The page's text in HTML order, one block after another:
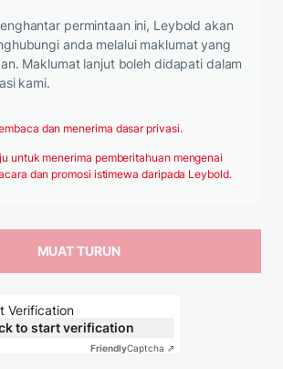
permintaan ini, Leybold akan
anda melalui maklumat yang
Maklumat lanjut boleh didapati dalam
kami.
dan menerima dasar privasi.
untuk menerima pemberitahuan mengenai
dan promosi istimewa daripada Leybold.
Verification
to start verification
FriendlyCaptcha ⇗